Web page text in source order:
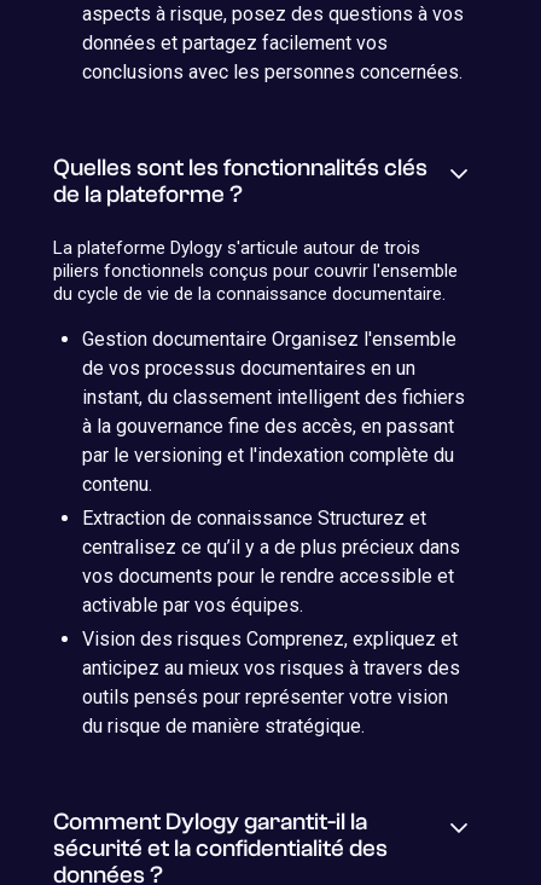
aspects à risque, posez des questions à vos
données et partagez facilement vos
conclusions avec les personnes concernées.
Quelles sont les fonctionnalités clés
de la plateforme ?
La plateforme Dylogy s'articule autour de trois
piliers fonctionnels conçus pour couvrir l'ensemble
du cycle de vie de la connaissance documentaire.
Gestion documentaire Organisez l'ensemble
de vos processus documentaires en un
instant, du classement intelligent des fichiers
à la gouvernance fine des accès, en passant
par le versioning et l'indexation complète du
contenu.
Extraction de connaissance Structurez et
centralisez ce qu’il y a de plus précieux dans
vos documents pour le rendre accessible et
activable par vos équipes.
Vision des risques Comprenez, expliquez et
anticipez au mieux vos risques à travers des
outils pensés pour représenter votre vision
du risque de manière stratégique.
Comment Dylogy garantit-il la
sécurité et la confidentialité des
données ?